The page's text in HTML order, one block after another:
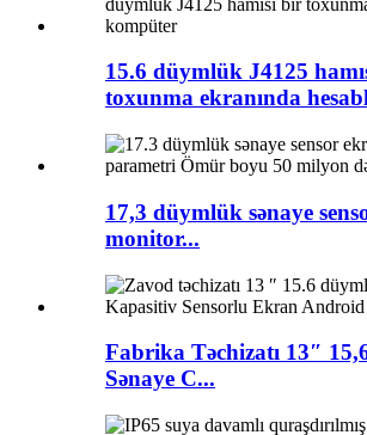
15.6 düymlük J4125
toxunma ekranında
17,3 düymlük sənaye
monitor...
Fabrika Təchizatı 13″
Sənaye C...